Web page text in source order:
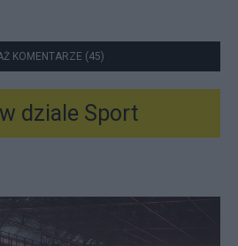
KOMENTARZE (45)
dziale Sport